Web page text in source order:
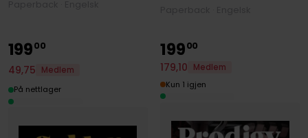
19900
49,75
Medlem
På nettlager
19900
179,10
Medlem
Kun 1 igjen